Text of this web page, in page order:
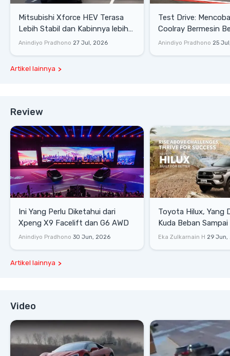
Mitsubishi Xforce HEV Terasa
Lebih Stabil dan Kabinnya lebih
Senyap
Anindiyo Pradhono 27 Jul, 2026
Test Drive: Mencoba Geely
Coolray Bermesin
di Sirkuit Mandalika
Anindiyo Pradhono 25
Artikel lainnya
Review
Ini Yang Perlu Diketahui dari
Xpeng X9 Facelift dan G6 AWD
Anindiyo Pradhono 30 Jun, 2026
Toyota Hilux, Yang
Kuda Beban
Lifestyle
Eka Zulkarnain H 29 Jun,
Artikel lainnya
Video